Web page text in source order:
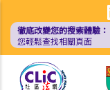
內
徹底改變您的搜索體驗：
您輕鬆查找相關頁面